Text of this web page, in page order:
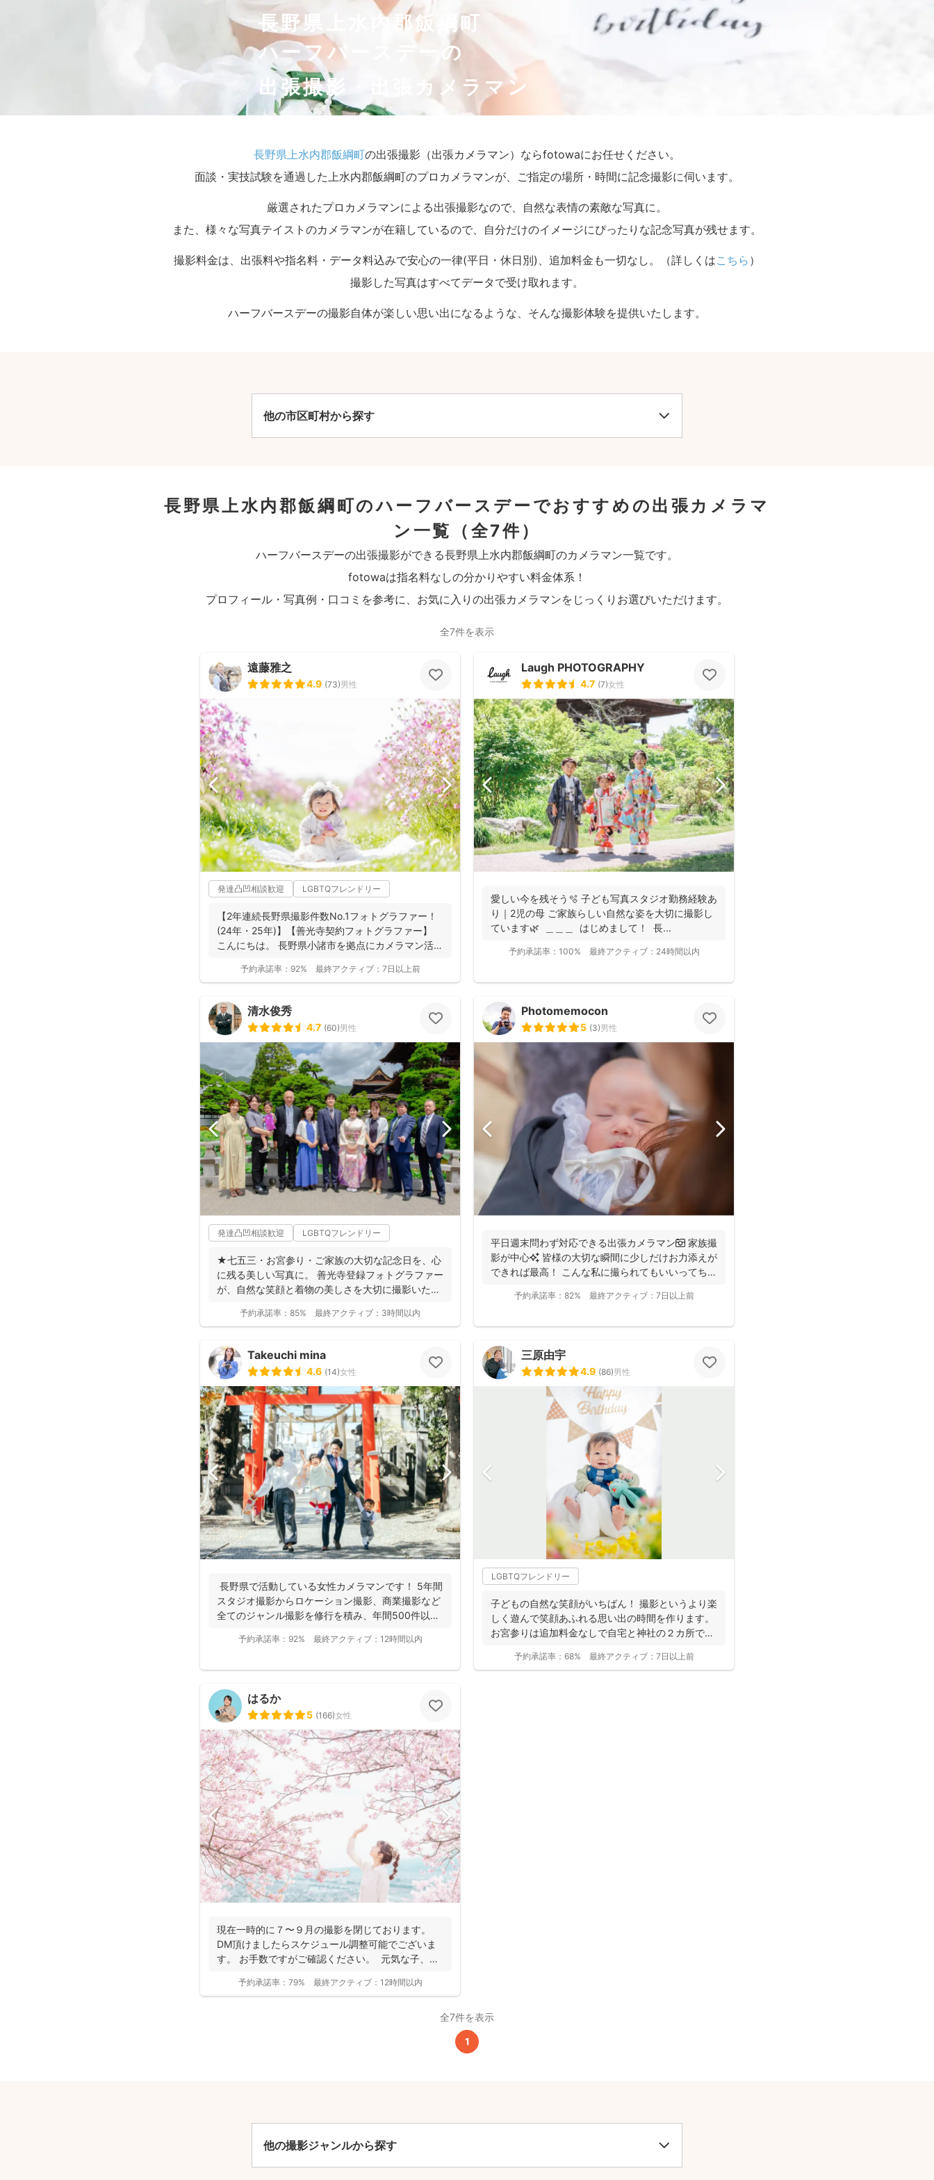
長野県上水内郡飯綱町
ハーフバースデーの
出張撮影・出張カメラマン
長野県上水内郡飯綱町の出張撮影（出張カメラマン）ならfotowaにお任せください。
面談・実技試験を通過した上水内郡飯綱町のプロカメラマンが、ご指定の場所・時間に記念撮影に伺います。
厳選されたプロカメラマンによる出張撮影なので、自然な表情の素敵な写真に。
また、様々な写真テイストのカメラマンが在籍しているので、自分だけのイメージにぴったりな記念写真が残せます。
撮影料金は、出張料や指名料・データ料込みで安心の一律(平日・休日別)、追加料金も一切なし。（詳しくはこちら ）
撮影した写真はすべてデータで受け取れます。
ハーフバースデーの撮影自体が楽しい思い出になるような、そんな撮影体験を提供いたします。
他の市区町村から探す
長野県上水内郡飯綱町のハーフバースデーでおすすめの出張カメラマ
ン一覧
（全7件）
ハーフバースデーの出張撮影ができる長野県上水内郡飯綱町のカメラマン一覧です。
fotowaは指名料なしの分かりやすい料金体系！
プロフィール・写真例・口コミを参考に、お気に入りの出張カメラマンをじっくりお選びいただけます。
全7件を表示
遠藤雅之
4.9 (73)男性
発達凸凹相談歓迎 LGBTQフレンドリー
【2年連続長野県撮影件数No.1フォトグラファー！
(24年・25年)】【善光寺契約フォトグラファー】
こんにちは。 長野県小諸市を拠点にカメラマン活
予約承諾率： 92% 最終アクティブ： 7日以上前
Laugh PHOTOGRAPHY
4.7 (7)女性
愛しい今を残そう🫧 子ども写真スタジオ勤務経験あ
り｜2児の母 ご家族らしい自然な姿を大切に撮影し
ています🌿 ＿＿＿ はじめまして！ 長...
予約承諾率： 100% 最終アクティブ： 24時間以内
清水俊秀
4.7 (60)男性
発達凸凹相談歓迎 LGBTQフレンドリー
★七五三・お宮参り・ご家族の大切な記念日を、心
に残る美しい写真に。 善光寺登録フォトグラファー
が、自然な笑顔と着物の美しさを大切に撮影いたし
予約承諾率： 85% 最終アクティブ： 3時間以内
Photomemocon
5 (3)男性
平日週末問わず対応できる出張カメラマン📷 家族撮
影が中心✨ 皆様の大切な瞬間に少しだけお力添えが
できれば最高！ こんな私に撮られてもいいってちら
予約承諾率： 82% 最終アクティブ： 7日以上前
Takeuchi mina
4.6 (14)女性
長野県で活動している女性カメラマンです！ 5年間
スタジオ撮影からロケーション撮影、商業撮影など
全てのジャンル撮影を修行を積み、年間500件以上
予約承諾率： 92% 最終アクティブ： 12時間以内
三原由宇
4.9 (86)男性
LGBTQフレンドリー
子どもの自然な笑顔がいちばん！ 撮影というより楽
しく遊んで笑顔あふれる思い出の時間を作ります。
お宮参りは追加料金なしで自宅と神社の２カ所で撮
予約承諾率： 68% 最終アクティブ： 7日以上前
はるか
5 (166)女性
現在一時的に７〜９月の撮影を閉じております。
DM頂けましたらスケジュール調整可能でございま
す。 お手数ですがご確認ください。 元気な子、人
予約承諾率： 79% 最終アクティブ： 12時間以内
全7件を表示
1
他の撮影ジャンルから探す
撮影基本料
全ジャンル共通
平日 24,200
土日祝 29,700円 (税込)
安心・うれしいをまるっと込めました
準備・片付けなど含みます
撮影場所までの